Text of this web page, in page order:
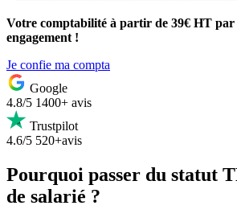
Votre comptabilité à partir de 39€ HT par
engagement !
Je confie ma compta
Google
4.8/5 1400+ avis
Trustpilot
4.6/5 520+avis
Pourquoi passer du statut
de salarié ?